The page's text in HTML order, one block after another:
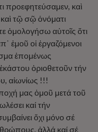
προεφητεύσαμεν, καὶ
τῷ σῷ ὀνόματι
ὁμολογήσω αὐτοῖς ὅτι
ἐμοῦ οἱ ἐργαζόμενοι
ἑπομένως
ὁριοθετοῦν τήν
αἰωνίως !!!
μας ὁμοῦ μετά τοῦ
καί τήν
ὄχι μόνο σέ
ἀλλά καί σέ